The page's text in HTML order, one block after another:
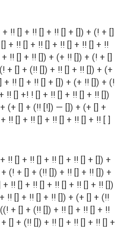
!! [] + !! [] + !! [] + []) + (! + []
+ !! [] + !! [] + !! [] + !! [] + !!
!! [] + !! []) + (+ !! []) + (! + []
+ [] + (!! []) + !! [] + !! []) + (+
!! [] + !! [] + []) + (+ !! []) + (!
!! [] +! ! [] + !! [] + !! [] + !! [])
(+ [] + (!! [!]) — []) + (+ [] +
!! [] + !! [] + !! [] + !! [] + !! [ ]
!! [] + !! [] + !! [] + !! [] + []) +
(! + [] + (!! []) + !! [] + !! []) +
!! [] + !! [] + !! [] + !! [] + !! [])
!! [] + !! [] + !! []) + (+ [] + (!!
+ [] + (!! []) + !! [] + !! [] + !!
[] + (!! []) + !! [] + !! [] + !! [] +